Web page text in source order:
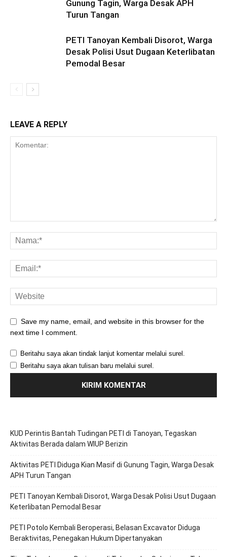
Gunung Tagin, Warga Desak APH
Turun Tangan
PETI Tanoyan Kembali Disorot, Warga
Desak Polisi Usut Dugaan Keterlibatan
Pemodal Besar
LEAVE A REPLY
Save my name, email, and website in this browser for the
next time I comment.
Beritahu saya akan tindak lanjut komentar melalui surel.
Beritahu saya akan tulisan baru melalui surel.
KUD Perintis Bantah Tudingan PETI di Tanoyan, Tegaskan
Aktivitas Berada dalam WIUP Berizin
Aktivitas PETI Diduga Kian Masif di Gunung Tagin, Warga Desak
APH Turun Tangan
PETI Tanoyan Kembali Disorot, Warga Desak Polisi Usut Dugaan
Keterlibatan Pemodal Besar
PETI Potolo Kembali Beroperasi, Belasan Excavator Diduga
Beraktivitas, Penegakan Hukum Dipertanyakan